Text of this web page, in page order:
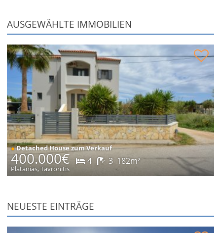
AUSGEWÄHLTE IMMOBILIEN
Einfamilienhaus mit Pool zum Verkauf
●Detached House zum Verkauf
400.000€ 4 3 182m²
Platanias, Tavronitis
NEUESTE EINTRÄGE